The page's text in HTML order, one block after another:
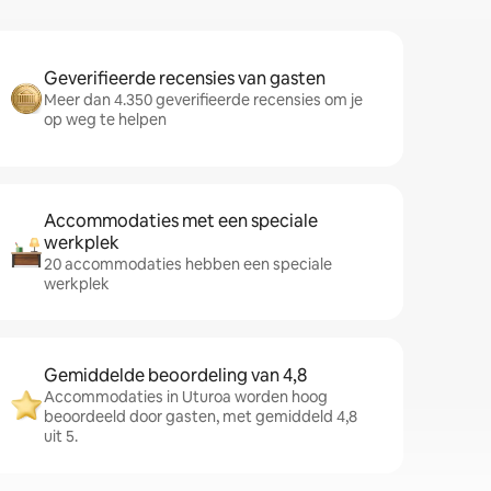
Geverifieerde recensies van gasten
Meer dan 4.350 geverifieerde recensies om je
op weg te helpen
Accommodaties met een speciale
werkplek
20 accommodaties hebben een speciale
werkplek
Gemiddelde beoordeling van 4,8
Accommodaties in Uturoa worden hoog
beoordeeld door gasten, met gemiddeld 4,8
uit 5.